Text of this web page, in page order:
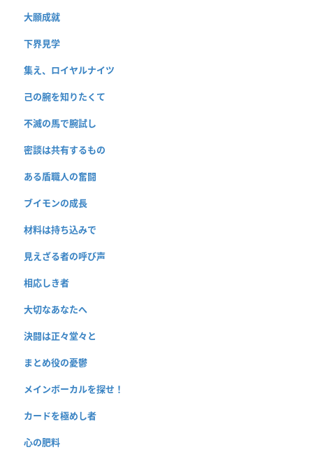
大願成就
下界見学
集え、ロイヤルナイツ
己の腕を知りたくて
不滅の馬で腕試し
密談は共有するもの
ある盾職人の奮闘
ブイモンの成長
材料は持ち込みで
見えざる者の呼び声
相応しき者
大切なあなたへ
決闘は正々堂々と
まとめ役の憂鬱
メインボーカルを探せ！
カードを極めし者
心の肥料